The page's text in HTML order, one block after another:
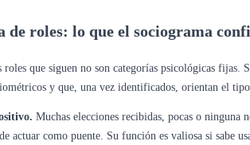
de roles: lo que el sociograma
roles que siguen no son categorías psicológicas fijas.
y que, una vez identificados, orientan el
Muchas elecciones recibidas, pocas o ninguna
actuar como puente. Su función es valiosa si sabe